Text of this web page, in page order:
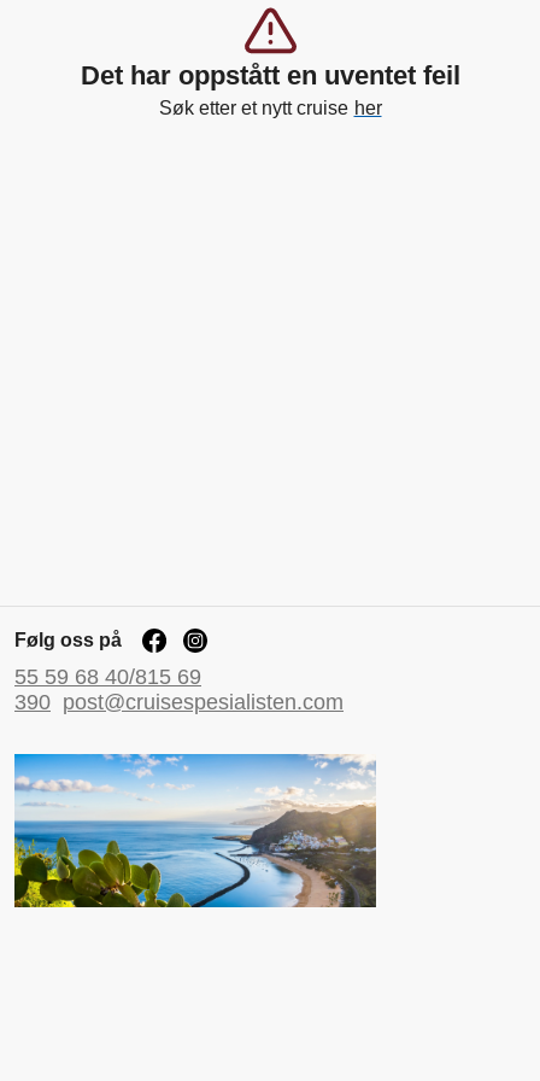
Det har oppstått en uventet feil
Søk etter et nytt cruise her
Følg oss på
55 59 68 40/815 69
390 post@cruisespesialisten.com